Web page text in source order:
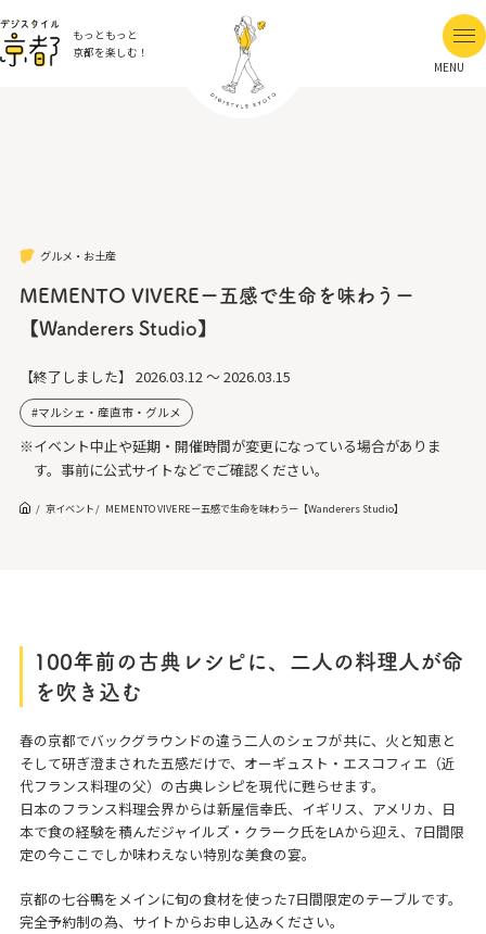
もっともっと
京都を楽しむ！
MENU
グルメ・お土産
MEMENTO VIVEREー五感で生命を味わうー
【Wanderers Studio】
【終了しました】 2026.03.12 ～ 2026.03.15
マルシェ・産直市・グルメ
※イベント中止や延期・開催時間が変更になっている場合がありま
す。事前に公式サイトなどでご確認ください。
京イベント MEMENTO VIVEREー五感で生命を味わうー【Wanderers Studio】
100年前の古典レシピに、二人の料理人が命
を吹き込む
春の京都でバックグラウンドの違う二人のシェフが共に、火と知恵と
そして研ぎ澄まされた五感だけで、オーギュスト・エスコフィエ（近
代フランス料理の父）の古典レシピを現代に甦らせます。
日本のフランス料理会界からは新屋信幸氏、イギリス、アメリカ、日
本で食の経験を積んだジャイルズ・クラーク氏をLAから迎え、7日間限
定の今ここでしか味わえない特別な美食の宴。
京都の七谷鴨をメインに旬の食材を使った7日間限定のテーブルです。
完全予約制の為、サイトからお申し込みください。